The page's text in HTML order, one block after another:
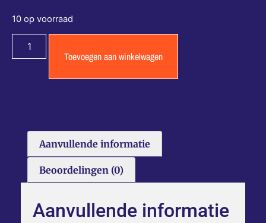
10 op voorraad
Toevoegen aan winkelwagen
Aanvullende informatie
Beoordelingen (0)
Aanvullende informatie